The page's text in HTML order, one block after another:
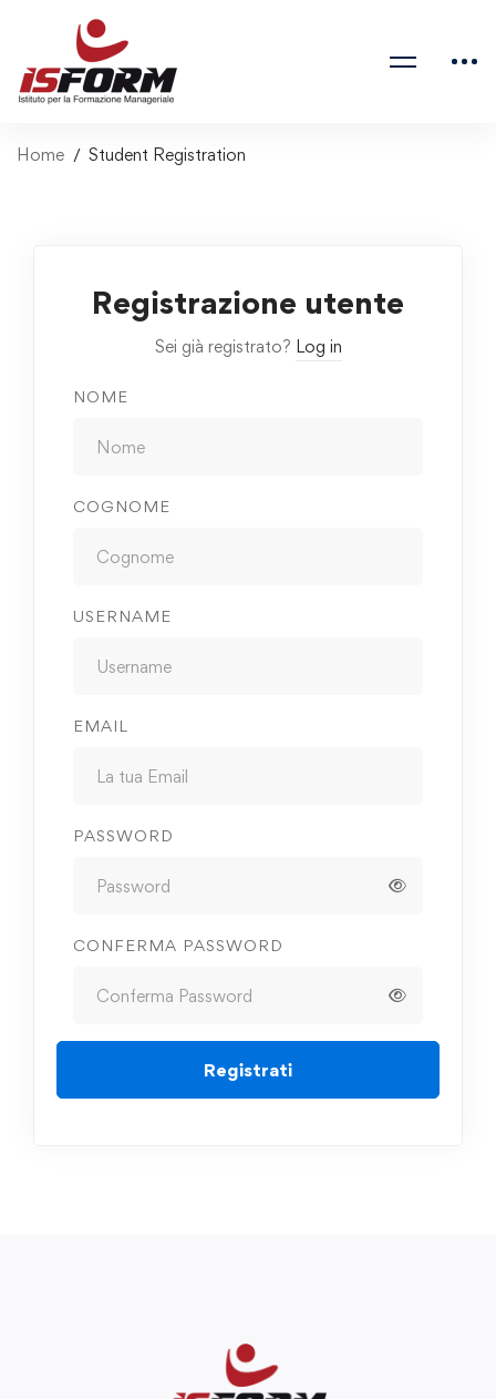
Home Student Registration
Registrazione utente
Sei già registrato? Log in
NOME
COGNOME
USERNAME
EMAIL
PASSWORD
CONFERMA PASSWORD
Registrati